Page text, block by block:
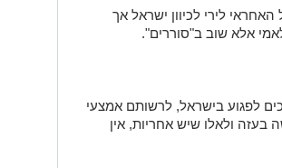
לירי לכיוון ישראל אך
אלא שוב ב"סוררים".
לפגוע בישראל, לרשותם אמצעי
ולאלו שיש אחריות, אין